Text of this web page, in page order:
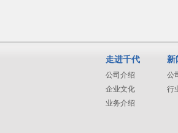
走进千代
公司介绍
企业文化
业务介绍
新
公
行